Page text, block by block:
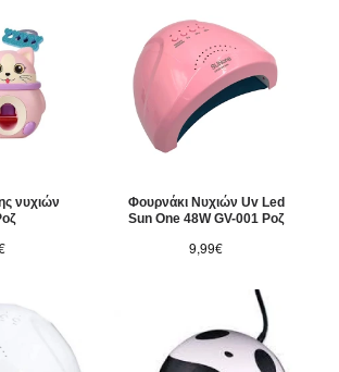
νυχιών
Φουρνάκι Νυχιών Uv Led
Sun One 48W GV-001 Ροζ
9,99€